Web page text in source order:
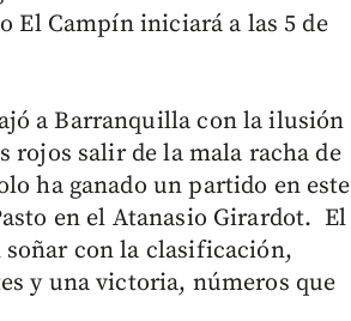
El Campín iniciará a las 5 de
a Barranquilla con la ilusión
rojos salir de la mala racha de
ha ganado un partido en este
en el Atanasio Girardot. El
con la clasificación,
y una victoria, números que